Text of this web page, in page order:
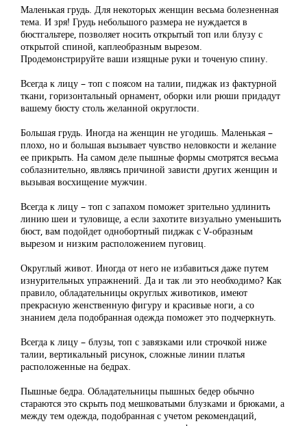
Маленькая грудь. Для некоторых женщин весьма болезненная
тема. И зря! Грудь небольшого размера не нуждается в
бюстгальтере, позволяет носить открытый топ или блузу с
открытой спиной, каплеобразным вырезом.
Продемонстрируйте ваши изящные руки и точеную спину.
Всегда к лицу – топ с поясом на талии, пиджак из фактурной
ткани, горизонтальный орнамент, оборки или рюши придадут
вашему бюсту столь желанной округлости.
Большая грудь. Иногда на женщин не угодишь. Маленькая –
плохо, но и большая вызывает чувство неловкости и желание
ее прикрыть. На самом деле пышные формы смотрятся весьма
соблазнительно, являясь причиной зависти других женщин и
вызывая восхищение мужчин.
Всегда к лицу – топ с запахом поможет зрительно удлинить
линию шеи и туловище, а если захотите визуально уменьшить
бюст, вам подойдет однобортный пиджак с V-образным
вырезом и низким расположением пуговиц.
Округлый живот. Иногда от него не избавиться даже путем
изнурительных упражнений. Да и так ли это необходимо? Как
правило, обладательницы округлых животиков, имеют
прекрасную женственную фигуру и красивые ноги, а со
знанием дела подобранная одежда поможет это подчеркнуть.
Всегда к лицу – блузы, топ с завязками или строчкой ниже
талии, вертикальный рисунок, сложные линии платья
расположенные на бедрах.
Пышные бедра. Обладательницы пышных бедер обычно
стараются это скрыть под мешковатыми блузками и брюками, а
между тем одежда, подобранная с учетом рекомендаций,